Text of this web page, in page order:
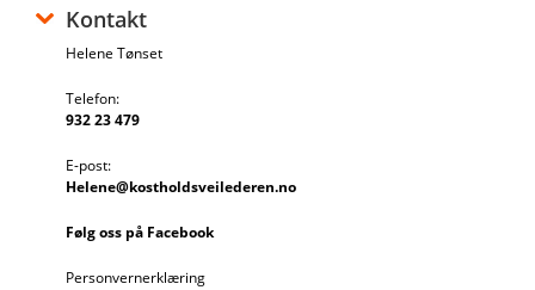
Kontakt
Helene Tønset
Telefon:
932 23 479
E-post:
Helene@kostholdsveilederen.no
Følg oss på Facebook
Personvernerklæring